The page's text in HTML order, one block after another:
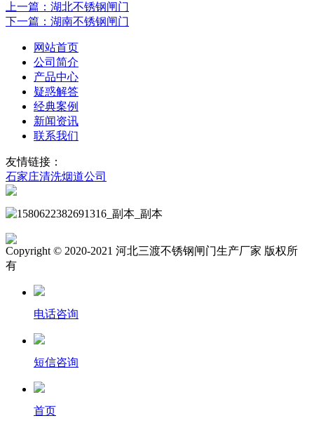
上一篇：湖北不锈钢闸门
下一篇：湖南不锈钢闸门
网站首页
公司简介
产品中心
疑惑解答
经典案例
新闻资讯
联系我们
友情链接：
石家庄清洗烟道公司
Copyright © 2020-2021 河北三渡不锈钢闸门生产厂家 版权所
有
电话咨询
短信咨询
首页